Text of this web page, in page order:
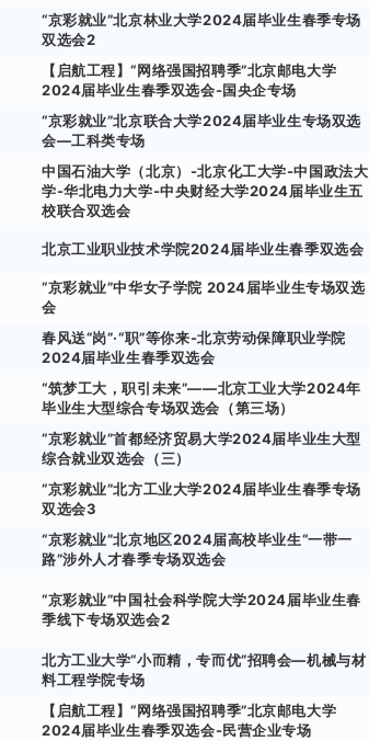
“京彩就业”北京林业大学2024届毕业生春季专场
双选会2
【启航工程】“网络强国招聘季”北京邮电大学
2024届毕业生春季双选会-国央企专场
“京彩就业”北京联合大学2024届毕业生专场双选
会—工科类专场
中国石油大学（北京）-北京化工大学-中国政法大
学-华北电力大学-中央财经大学2024届毕业生五
校联合双选会
北京工业职业技术学院2024届毕业生春季双选会
“京彩就业”中华女子学院 2024届毕业生专场双选
会
春风送“岗”·“职”等你来-北京劳动保障职业学院
2024届毕业生春季双选会
“筑梦工大，职引未来”——北京工业大学2024年
毕业生大型综合专场双选会（第三场）
“京彩就业”首都经济贸易大学2024届毕业生大型
综合就业双选会（三）
“京彩就业”北方工业大学2024届毕业生春季专场
双选会3
“京彩就业”北京地区2024届高校毕业生“一带一
路”涉外人才春季专场双选会
“京彩就业”中国社会科学院大学2024届毕业生春
季线下专场双选会2
北方工业大学“小而精，专而优”招聘会—机械与材
料工程学院专场
【启航工程】“网络强国招聘季”北京邮电大学
2024届毕业生春季双选会-民营企业专场